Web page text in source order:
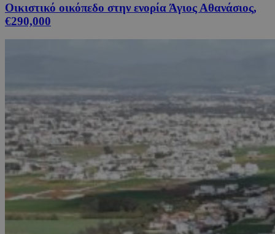
Οικιστικό οικόπεδο στην ενορία Άγιος Αθανάσιος,
€290,000